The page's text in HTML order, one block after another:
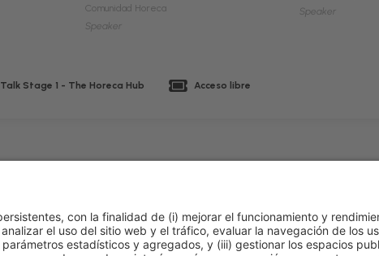
Speaker
Comunidad Horeca
Speaker
Talk Stage 1 - The Horeca Hub Acceso libre